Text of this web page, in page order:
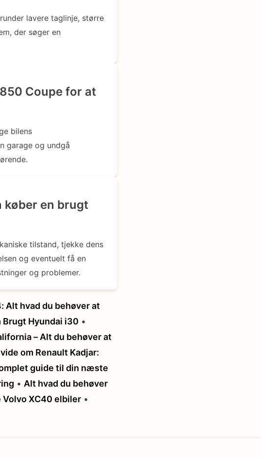
lavere taglinje, større
der søger en
Coupe for at
bilens
garage og undgå
køber en brugt
tilstand, tjekke dens
og eventuelt få en
og problemer.
Alt hvad du behøver at
Brugt Hyundai i30 •
– Alt du behøver at
om Renault Kadjar:
guide til din næste
• Alt hvad du behøver
Volvo XC40 elbiler •